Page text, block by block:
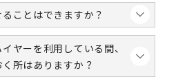
ことはできますか？
ヤーを利用している間、
所はありますか？